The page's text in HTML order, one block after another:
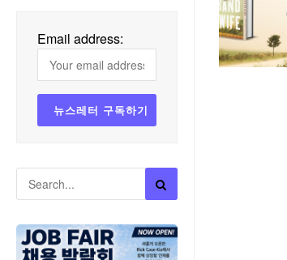
Email address: